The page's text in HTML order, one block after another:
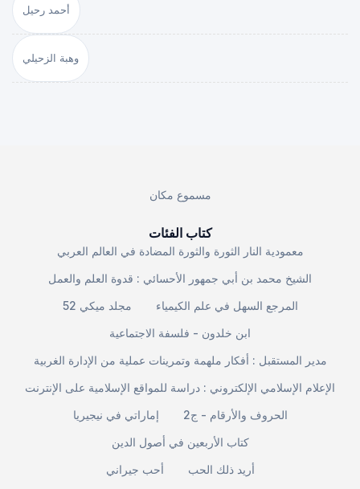
أحمد رحيل
وهبة الزحيلي
مسموع مكان
كتاب الفئات
معمودية النار الثورة والثورة المضادة في العالم العربي
الشيخ محمد بن أبي جمهور الأحسائي : قدوة العلم والعمل
مجلد ميكي 52
المرجع السهل في علم الكيمياء
ابن خلدون - فلسفة الاجتماعية
مدير المستقبل : أفكار ملهمة وتمرينات عملية من الإدارة الغربية
الإعلام الإسلامي الإلكتروني : دراسة للمواقع الإسلامية على الإنترنت
إماراتي في نيجيريا
الحروف والأرقام - ج2
كتاب الأربعين في أصول الدين
أحب جيراني
أريد ذلك الحب